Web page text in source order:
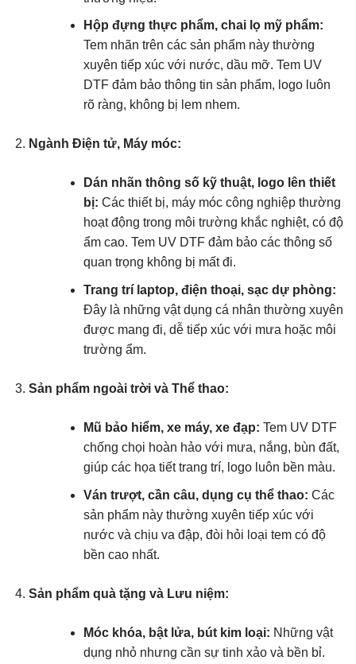
Hộp đựng thực phẩm, chai lọ mỹ phẩm:
Tem nhãn trên các sản phẩm này thường
xuyên tiếp xúc với nước, dầu mỡ. Tem UV
DTF đảm bảo thông tin sản phẩm, logo luôn
rõ ràng, không bị lem nhem.
Ngành Điện tử, Máy móc:
Dán nhãn thông số kỹ thuật, logo lên thiết
bị: Các thiết bị, máy móc công nghiệp thường
hoạt động trong môi trường khắc nghiệt, có độ
ẩm cao. Tem UV DTF đảm bảo các thông số
quan trọng không bị mất đi.
Trang trí laptop, điện thoại, sạc dự phòng:
Đây là những vật dụng cá nhân thường xuyên
được mang đi, dễ tiếp xúc với mưa hoặc môi
trường ẩm.
Sản phẩm ngoài trời và Thể thao:
Mũ bảo hiểm, xe máy, xe đạp: Tem UV DTF
chống chọi hoàn hảo với mưa, nắng, bùn đất,
giúp các họa tiết trang trí, logo luôn bền màu.
Ván trượt, cần câu, dụng cụ thể thao: Các
sản phẩm này thường xuyên tiếp xúc với
nước và chịu va đập, đòi hỏi loại tem có độ
bền cao nhất.
Sản phẩm quà tặng và Lưu niệm:
Móc khóa, bật lửa, bút kim loại: Những vật
dụng nhỏ nhưng cần sự tinh xảo và bền bỉ.